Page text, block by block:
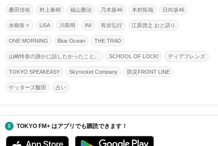
桑田佳祐 村上春樹 福山雅治 乃木坂46 木村拓哉 日向坂46
水樹奈々 LiSA 川島明 INI 有吉弘行 江原啓之 おと語り
ONE MORNING Blue Ocean THE TRAD
山崎怜奈の誰かに話したかったこと。 SCHOOL OF LOCK! ディアフレンズ
TOKYO SPEAKEASY Skyrocket Company 防災FRONT LINE
ゲッターズ飯田 占い
TOKYO FM+ はアプリでも購読できます！